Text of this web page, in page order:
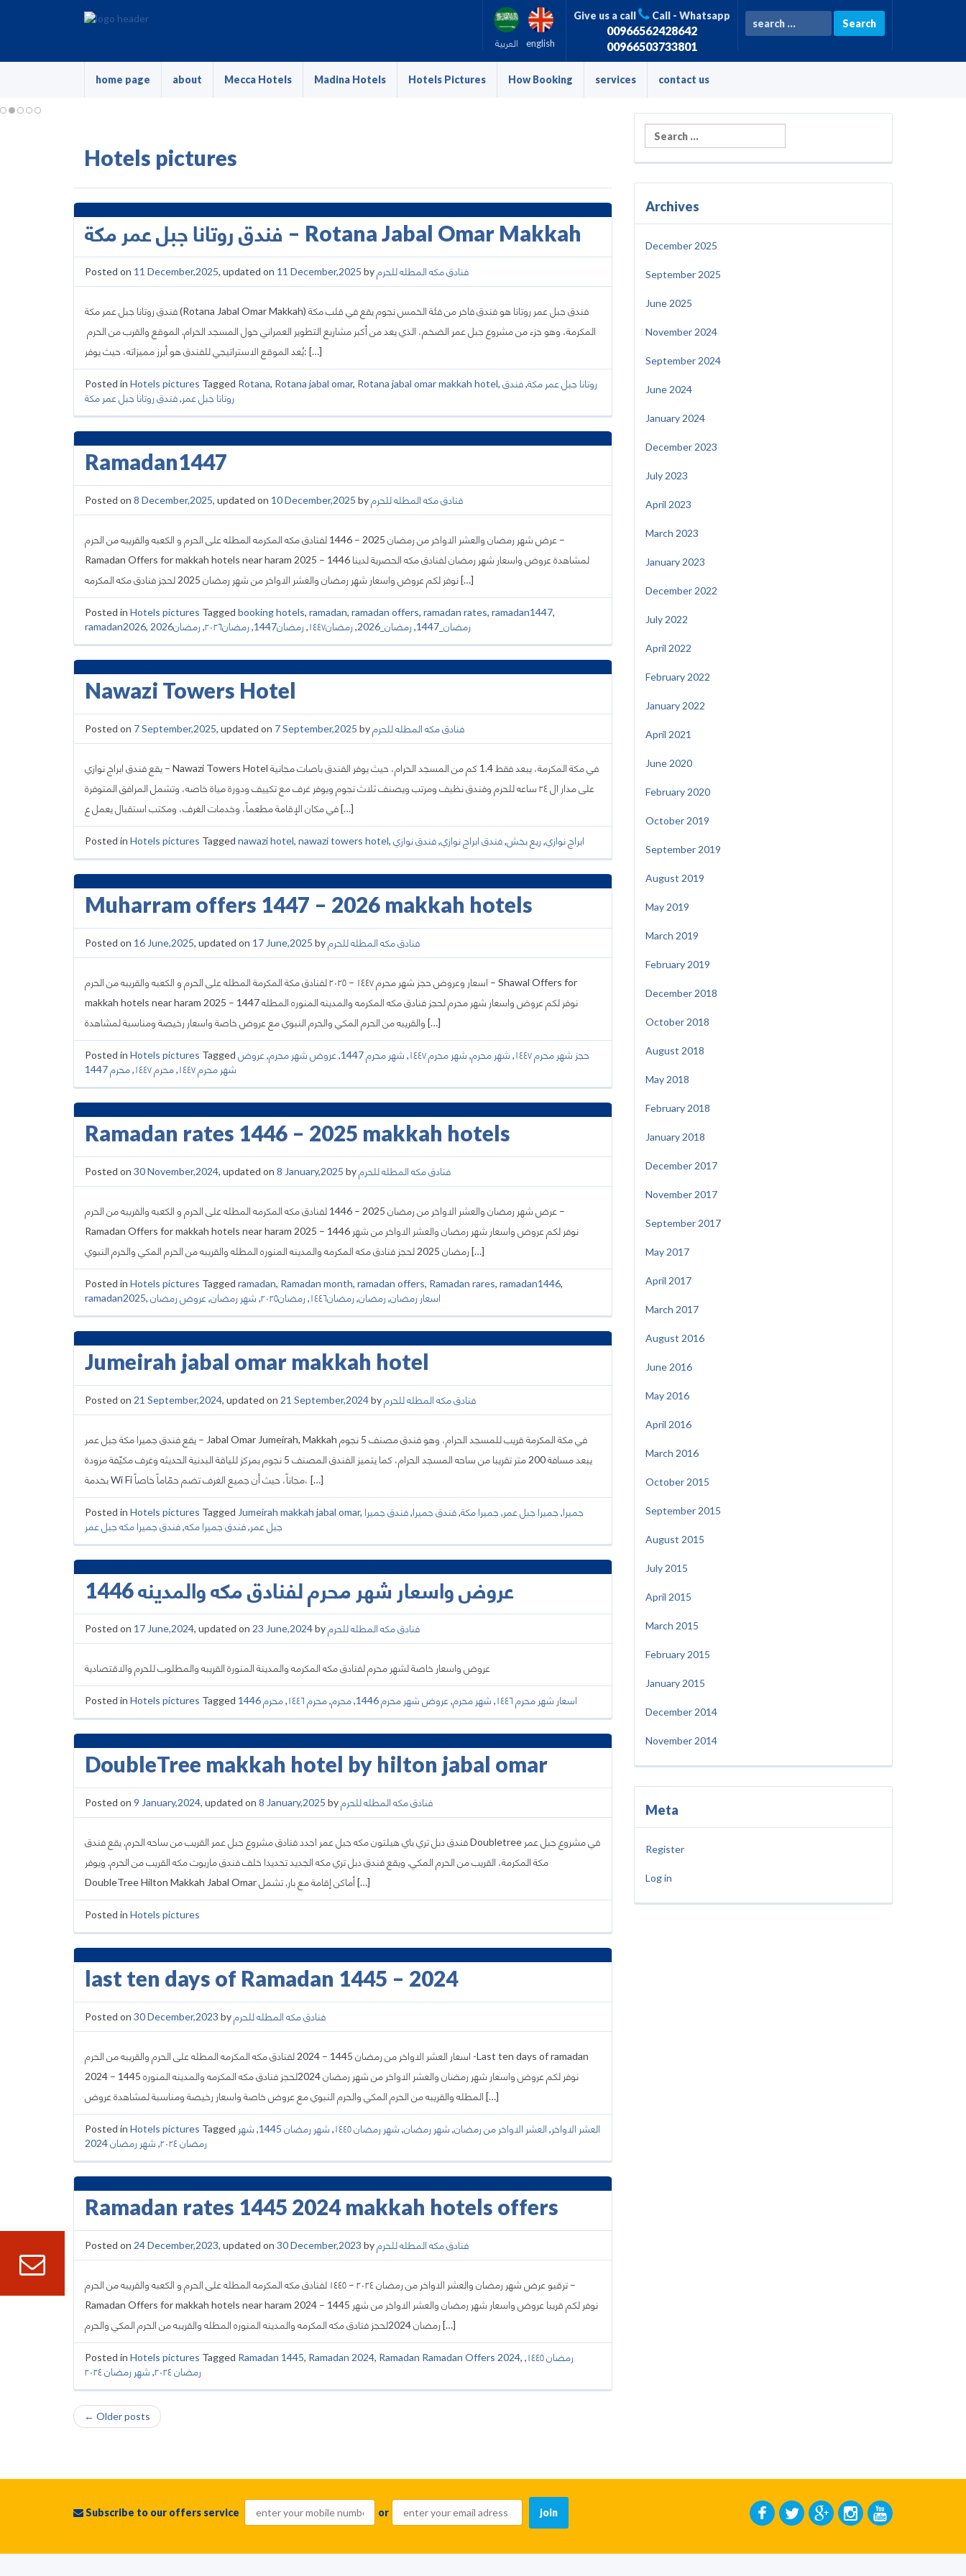
العربية english
Give us a call Call - Whatsapp
00966562428642
00966503733801
search for ...
home page about Mecca Hotels Madina Hotels Hotels Pictures How Booking services contact us
Hotels pictures
فندق روتانا جبل عمر مكة – Rotana Jabal Omar Makkah
Posted on 11 December,2025, updated on 11 December,2025 byفنادق مكه المطله للحرم
فندق روتانا جبل عمر مكة (Rotana Jabal Omar Makkah) ​فندق جبل عمر روتانا هو فندق فاخر من فئة الخمس نجوم يقع في قلب مكة
المكرمة، وهو جزء من مشروع جبل عمر الضخم، الذي يعد من أكبر مشاريع التطوير العمراني حول المسجد الحرام. ​الموقع والقرب من الحرم ​
يُعد الموقع الاستراتيجي للفندق هو أبرز مميزاته، حيث يوفر: […]
Posted in Hotels pictures Tagged Rotana, Rotana jabal omar, Rotana jabal omar makkah hotel, روتانا جبل عمر مكة,فندق
روتانا جبل عمر,فندق روتانا جبل عمر مكة
Ramadan1447
Posted on 8 December,2025, updated on 10 December,2025 byفنادق مكه المطله للحرم
عرض شهر رمضان والعشر الاواخر من رمضان 2025 – 1446 لفنادق مكه المكرمه المطله على الحرم و الكعبه والقريبه من الحرم –
Ramadan Offers for makkah hotels near haram 2025 – 1446 لمشاهدة عروض واسعار شهر رمضان لفنادق مكه الحصرية لدينا
نوفر لكم عروض واسعار شهر رمضان والعشر الاواخر من شهر رمضان 2025 لحجز فنادق مكه المكرمه […]
Posted in Hotels pictures Tagged booking hotels, ramadan, ramadan offers, ramadan rates, ramadan1447,
ramadan2026, رمضان_1447 , رمضان_2026 , رمضان١٤٤٧ , رمضان1447 , رمضان٢٠٢٦ , رمضان2026
Nawazi Towers Hotel
Posted on 7 September,2025, updated on 7 September,2025 byفنادق مكه المطله للحرم
يقع فندق ابراج نوازي – Nawazi Towers Hotel في مكة المكرمة، يبعد فقط 1.4 كم من المسجد الحرام، حيث يوفر الفندق باصات مجانية
على مدار ال ٢٤ ساعه للحرم وفندق نظيف ومرتب ويصنف ثلاث نجوم ويوفر غرف مع تكييف ودورة مياة خاصه، وتشمل المرافق المتوفرة
في مكان الإقامة مطعماً، وخدمات الغرف، ومكتب استقبال يعمل ع […]
Posted in Hotels pictures Tagged nawazi hotel, nawazi towers hotel, ابراج نوازي, ريع بخش,فندق ابراج نوازي,فندق نوازي
Muharram offers 1447 – 2026 makkah hotels
Posted on 16 June,2025, updated on 17 June,2025 byفنادق مكه المطله للحرم
اسعار وعروض حجز شهر محرم ١٤٤٧ – ٢٠٢٥ لفنادق مكة المكرمة المطله على الحرم و الكعبه والقريبه من الحرم – Shawal Offers for
makkah hotels near haram 2025 – 1447 نوفر لكم عروض واسعار شهر محرم لحجز فنادق مكه المكرمه والمدينه المنوره المطله
والقريبه من الحرم المكي والحرم النبوي مع عروض خاصة واسعار رخيصة ومناسبة لمشاهدة […]
Posted in Hotels pictures Tagged حجز شهر محرم ١٤٤٧ , شهر محرم, شهر محرم ١٤٤٧ , شهر محرم 1447 ,عروض شهر محرم,عروض
شهر محرم ١٤٤٧
,محرم ١٤٤٧ ,محرم 1447
Ramadan rates 1446 – 2025 makkah hotels
Posted on 30 November,2024, updated on 8 January,2025 byفنادق مكه المطله للحرم
عرض شهر رمضان والعشر الاواخر من رمضان 2025 – 1446 لفنادق مكه المكرمه المطله على الحرم و الكعبه والقريبه من الحرم –
Ramadan Offers for makkah hotels near haram 2025 – 1446 نوفر لكم عروض واسعار شهر رمضان والعشر الاواخر من شهر
رمضان 2025 لحجز فنادق مكه المكرمه والمدينه المنوره المطله والقريبه من الحرم المكي والحرم النبوي […]
Posted in Hotels pictures Tagged ramadan, Ramadan month, ramadan offers, Ramadan rares, ramadan1446,
ramadan2025, اسعار رمضان, رمضان, رمضان١٤٤٦ , رمضان٢٠٢٥ , شهر رمضان,عروض رمضان
Jumeirah jabal omar makkah hotel
Posted on 21 September,2024, updated on 21 September,2024byفنادق مكه المطله للحرم
يقع فندق جميرا مكة جبل عمر – Jabal Omar Jumeirah, Makkah في مكة المكرمة قريب للمسجد الحرام، وهو فندق مصنف 5 نجوم
يبعد مسافة 200 متر تقريبا من ساحه المسجد الحرام، كما يتميز الفندق المصنف 5 نجوم بمركز للياقة البدنية الحديثه وغرف مكيّفة مزودة
بخدمة Wi Fi مجاناً، حيث أن جميع الغرف تضم حمّاماً خاصاً، […]
Posted in Hotels pictures Tagged Jumeirah makkah jabal omar, جميرا, جميرا جبل عمر, جميرا مكة,فندق جميرا,فندق جميرا
جبل عمر,فندق جميرا مكه,فندق جميرا مكه جبل عمر
عروض واسعار شهر محرم لفنادق مكه والمدينه 1446
Posted on 17 June,2024, updated on 23 June,2024byفنادق مكه المطله للحرم
عروض واسعار خاصة لشهر محرم لفنادق مكه المكرمه والمدينة المنورة القريبه والمطلوب للحرم والاقتصادية
Posted in Hotels pictures Tagged اسعار شهر محرم ١٤٤٦ , شهر محرم,عروض شهر محرم 1446 ,محرم,محرم ١٤٤٦ ,محرم 1446
DoubleTree makkah hotel by hilton jabal omar
Posted on 9 January,2024, updated on 8 January,2025 byفنادق مكه المطله للحرم
فندق دبل تري باي هيلتون مكه جبل عمر اجدد فنادق مشروع جبل عمر القريب من ساحه الحرم. يقع فندق Doubletree في مشروع جبل عمر
مكة المكرمة، القريب من الحرم المكي. ويقع فندق دبل تري مكه الجديد تحديدا خلف فندق ماريوت مكه القريب من الحرم. ويوفر
DoubleTree Hilton Makkah Jabal Omar أماكن إقامة مع بار. تشمل […]
Posted in Hotels pictures
last ten days of Ramadan 1445 – 2024
Posted on 30 December,2023 byفنادق مكه المطله للحرم
اسعار العشر الاواخر من رمضان 1445 – 2024 لفنادق مكه المكرمه المطله على الحرم والقريبه من الحرم -Last ten days of ramadan
2024 – 1445 نوفر لكم عروض واسعار شهر رمضان والعشر الاواخر من شهر رمضان 2024لحجز فنادق مكه المكرمه والمدينه المنوره
المطله والقريبه من الحرم المكي والحرم النبوي مع عروض خاصة واسعار رخيصة ومناسبة لمشاهدة عروض […]
Posted in Hotels pictures Tagged العشر الاواخر, العشر الاواخر من رمضان, شهر رمضان, شهر رمضان ١٤٤٥ , شهر رمضان 1445 , شهر
رمضان ٢٠٢٤
, شهر رمضان 2024
Ramadan rates 1445 2024 makkah hotels offers
Posted on 24 December,2023, updated on 30 December,2023 byفنادق مكه المطله للحرم
ترقبو عرض شهر رمضان والعشر الاواخر من رمضان ٢٠٢٤ – ١٤٤٥ لفنادق مكه المكرمه المطله على الحرم و الكعبه والقريبه من الحرم –
Ramadan Offers for makkah hotels near haram 2024 – 1445 نوفر لكم قريبا عروض واسعار شهر رمضان والعشر الاواخر من شهر
رمضان 2024لحجز فنادق مكه المكرمه والمدينه المنوره المطله والقريبه من الحرم المكي والحرم […]
Posted in Hotels pictures Tagged Ramadan 1445, Ramadan 2024, Ramadan Ramadan Offers 2024, رمضان ١٤٤٥
,
رمضان ٢٠٢٤
, شهر رمضان ٢٠٢٤
Post navigation
← Older posts
Archives
December 2025
September 2025
June 2025
November 2024
September 2024
June 2024
January 2024
December 2023
July 2023
April 2023
March 2023
January 2023
December 2022
July 2022
April 2022
February 2022
January 2022
April 2021
June 2020
February 2020
October 2019
September 2019
August 2019
May 2019
March 2019
February 2019
December 2018
October 2018
August 2018
May 2018
February 2018
January 2018
December 2017
November 2017
September 2017
May 2017
April 2017
March 2017
August 2016
June 2016
May 2016
April 2016
March 2016
October 2015
September 2015
August 2015
July 2015
April 2015
March 2015
February 2015
January 2015
December 2014
November 2014
Meta
Register
Log in
Subscribe to our offers service or